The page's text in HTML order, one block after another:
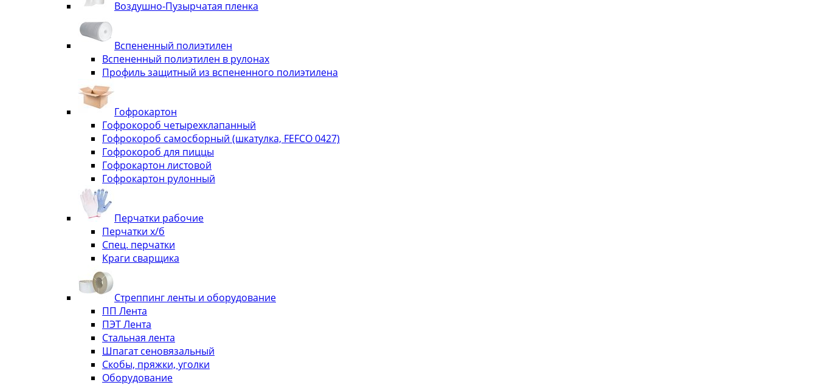
Воздушно-Пузырчатая пленка
Вспененный полиэтилен
Вспененный полиэтилен в рулонах
Профиль защитный из вспененного полиэтилена
Гофрокартон
Гофрокороб четырехклапанный
Гофрокороб самосборный (шкатулка, FEFCO 0427)
Гофрокороб для пиццы
Гофрокартон листовой
Гофрокартон рулонный
Перчатки рабочие
Перчатки х/б
Спец. перчатки
Краги сварщика
Стреппинг ленты и оборудование
ПП Лента
ПЭТ Лента
Стальная лента
Шпагат сеновязальный
Скобы, пряжки, уголки
Оборудование